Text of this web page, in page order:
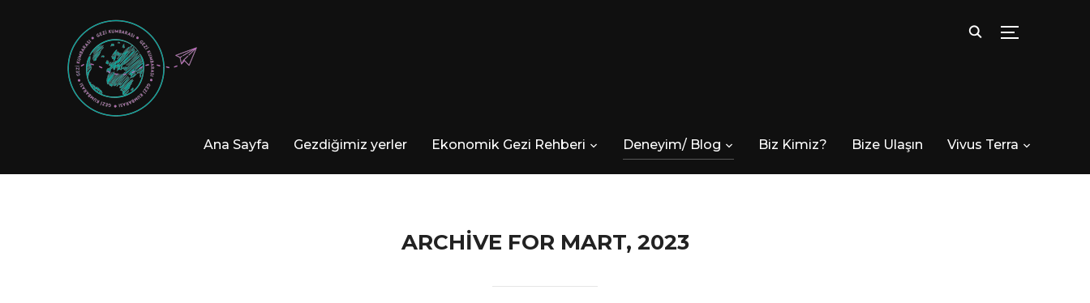
Ana Sayfa Gezdiğimiz yerler Ekonomik Gezi Rehberi Deneyim/ Blog Biz Kimiz? Bize Ulaşın Vivus Terra
ARCHIVE FOR MART, 2023